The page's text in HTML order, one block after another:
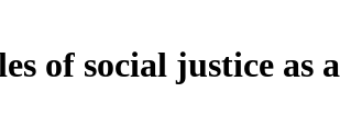
of social justice as